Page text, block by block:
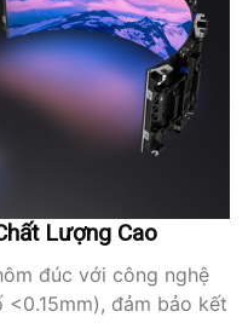
Lượng Cao
đúc với công nghệ
<0.15mm), đảm bảo kết